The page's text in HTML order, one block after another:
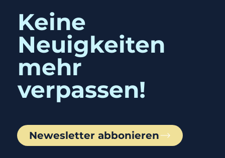
Keine
Neuigkeiten
mehr
verpassen!